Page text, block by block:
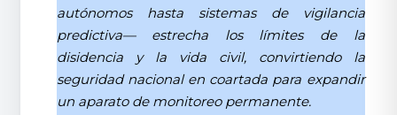
autónomos hasta sistemas de vigilancia
predictiva— estrecha los límites de la
disidencia y la vida civil, convirtiendo la
seguridad nacional en coartada para expandir
un aparato de monitoreo permanente.